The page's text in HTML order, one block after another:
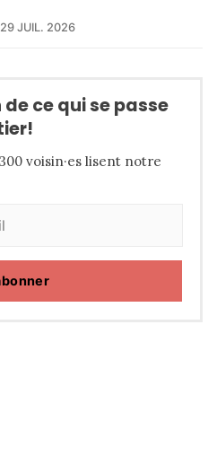
29 JUIL. 2026
ce qui se passe
voisin·es lisent notre